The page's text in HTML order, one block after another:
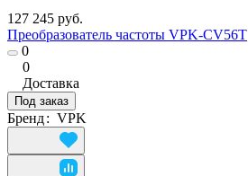
127 245 руб.
Преобразователь частоты VPK-CV56T
0
0
Доставка
Под заказ
Бренд: VPK